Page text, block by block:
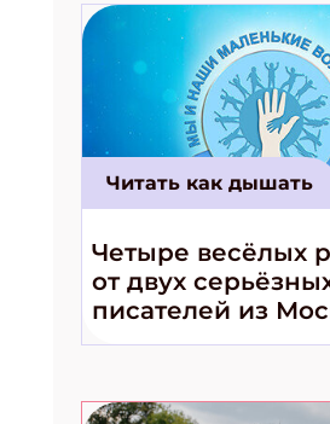
Читать как дышать
Четыре весёлых
от двух
писателей из